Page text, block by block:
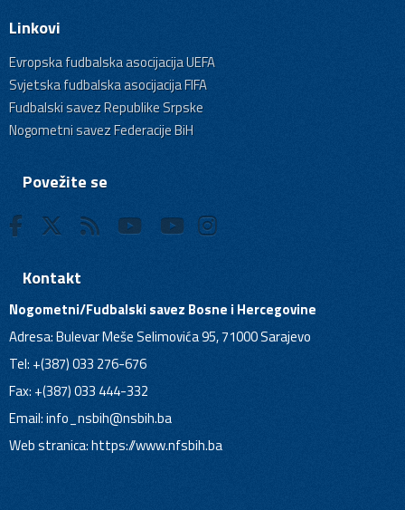
Linkovi
Evropska fudbalska asocijacija UEFA
Svjetska fudbalska asocijacija FIFA
Fudbalski savez Republike Srpske
Nogometni savez Federacije BiH
Povežite se
Kontakt
Nogometni/Fudbalski savez Bosne i Hercegovine
Adresa: Bulevar Meše Selimovića 95, 71000 Sarajevo
Tel: +(387) 033 276-676
Fax: +(387) 033 444-332
Email:info_nsbih@nsbih.ba
Web stranica: https://www.nfsbih.ba